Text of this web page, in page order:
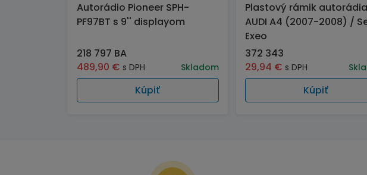
Autorádio Pioneer SPH-
PF97BT s 9'' displayom
218 797 BA
489,90 € s DPH Skladom
Kúpiť
Plastový rámik
AUDI A4 (2007-2008) /
Exeo
372 343
29,94 € s DPH
Kúpiť